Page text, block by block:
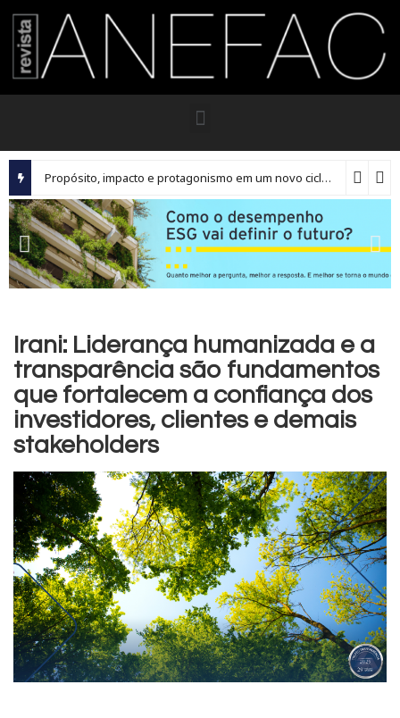
Propósito, impacto e protagonismo em um novo ciclo para os executivos brasileiros
Irani: Liderança humanizada e a
transparência são fundamentos
que fortalecem a confiança dos
investidores, clientes e demais
stakeholders